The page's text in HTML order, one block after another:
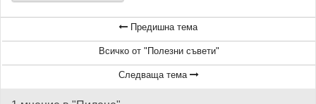
Предишна тема
Всичко от "Полезни съвети"
Следваща тема